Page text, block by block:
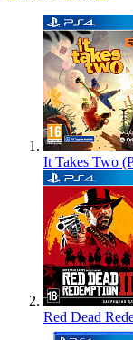
It Takes Two
Red Dead